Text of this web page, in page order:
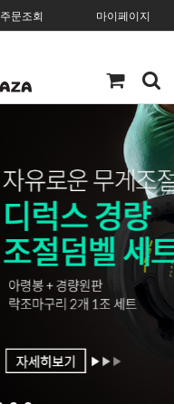
주문조회 마이페이지